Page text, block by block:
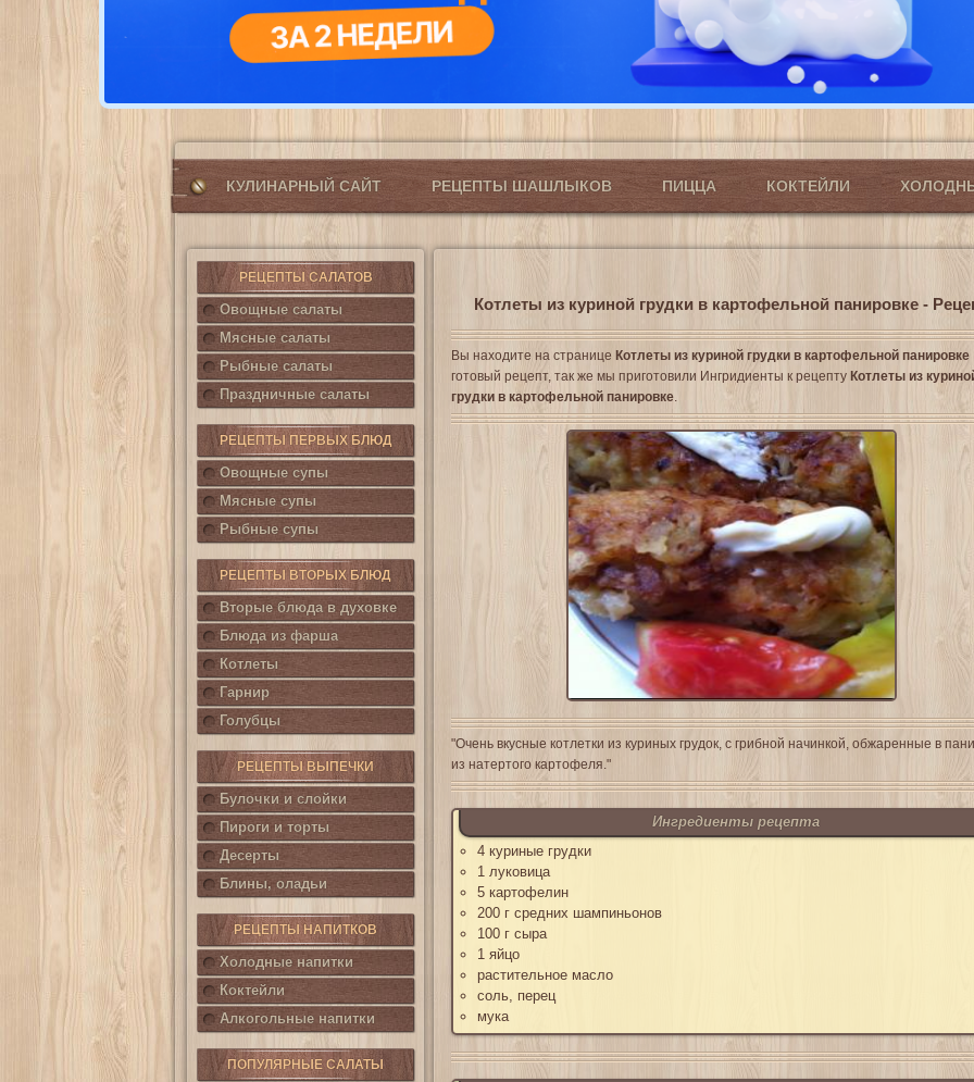
КУЛИНАРНЫЙ САЙТ РЕЦЕПТЫ ШАШЛЫКОВ ПИЦЦА КОКТЕЙЛИ
РЕЦЕПТЫ САЛАТОВ
Овощные салаты
Мясные салаты
Рыбные салаты
Праздничные салаты
РЕЦЕПТЫ ПЕРВЫХ БЛЮД
Овощные супы
Мясные супы
Рыбные супы
РЕЦЕПТЫ ВТОРЫХ БЛЮД
Вторые блюда в духовке
Блюда из фарша
Котлеты
Гарнир
Голубцы
РЕЦЕПТЫ ВЫПЕЧКИ
Булочки и слойки
Пироги и торты
Десерты
Блины, оладьи
РЕЦЕПТЫ НАПИТКОВ
Холодные напитки
Коктейли
Алкогольные напитки
ПОПУЛЯРНЫЕ САЛАТЫ
Котлеты из куриной грудки в картофельной панировке -
Вы находите на странице Котлеты из куриной грудки в картофельной панировке
готовый рецепт, так же мы приготовили Ингридиенты к рецепту Котлеты из
грудки в картофельной панировке
"Очень вкусные котлетки из куриных грудок, с грибной начинкой, обжаренные в
из натертого картофеля."
Ингредиенты рецепта
4 куриные грудки
1 луковица
5 картофелин
200 г средних шампиньонов
100 г сыра
1 яйцо
растительное масло
соль, перец
мука